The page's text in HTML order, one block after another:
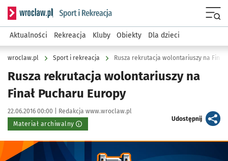
Serwis informacyjny wroclaw.pl podserwis: Sport i rekreacja
Aktualności Rekreacja Kluby Obiekty Dla dzieci
wroclaw.pl Sport i rekreacja Rusza rekrutacja wolontariuszy na Finał
Rusza rekrutacja wolontariuszy na
Finał Pucharu Europy
Data publikacji:
22.06.2016 00:00 | Autor:
Redakcja www.wroclaw.pl
Materiał archiwalny
Udostępnijartykuł
Kliknij, aby powiększyć